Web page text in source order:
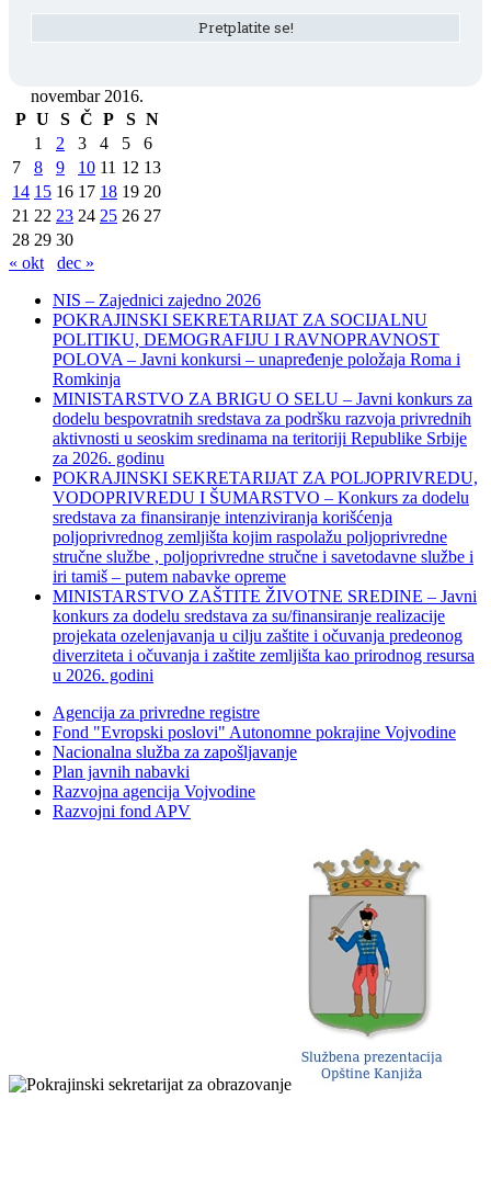
novembar 2016.
P U S Č P S N
1
2 3 4 5
6
7
8 9 10 11 12 13
14 15 16 17 18 19 20
21 22 23 24 25 26 27
28 29 30
« okt
dec »
NIS – Zajednici zajedno 2026
POKRAJINSKI SEKRETARIJAT ZA SOCIJALNU
POLITIKU, DEMOGRAFIJU I RAVNOPRAVNOST
POLOVA – Javni konkursi – unapređenje položaja Roma i
Romkinja
MINISTARSTVO ZA BRIGU O SELU – Javni konkurs za
dodelu bespovratnih sredstava za podršku razvoja privrednih
aktivnosti u seoskim sredinama na teritoriji Republike Srbije
za 2026. godinu
POKRAJINSKI SEKRETARIJAT ZA POLJOPRIVREDU,
VODOPRIVREDU I ŠUMARSTVO – Konkurs za dodelu
sredstava za finansiranje intenziviranja korišćenja
poljoprivrednog zemljišta kojim raspolažu poljoprivredne
stručne službe , poljoprivredne stručne i savetodavne službe i
iri tamiš ‒ putem nabavke opreme
MINISTARSTVO ZAŠTITE ŽIVOTNE SREDINE – Javni
konkurs za dodelu sredstava za su/finansiranje realizacije
projekata ozelenjavanja u cilju zaštite i očuvanja predeonog
diverziteta i očuvanja i zaštite zemljišta kao prirodnog resursa
u 2026. godini
Agencija za privredne registre
Fond "Evropski poslovi" Autonomne pokrajine Vojvodine
Nacionalna služba za zapošljavanje
Plan javnih nabavki
Razvojna agencija Vojvodine
Razvojni fond APV